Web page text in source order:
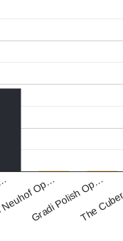
Op…
Gradi Polish Op…
The